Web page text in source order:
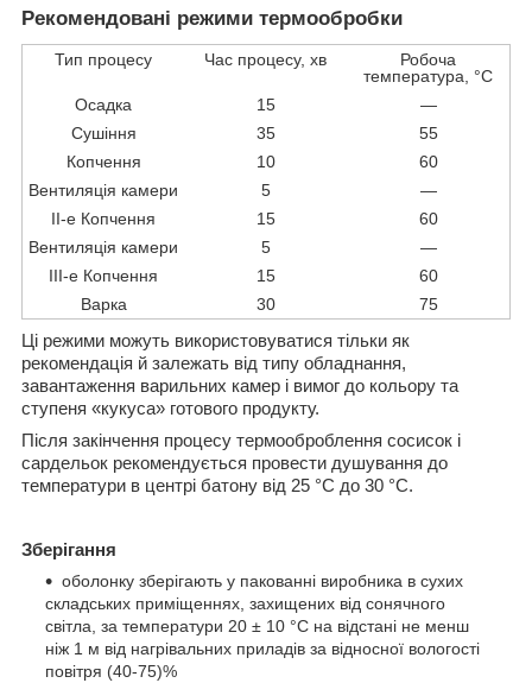
Рекомендовані режими термообробки
Тип процесу Час процесу, хв
Робоча
температура, °С
Осадка
15
—
Сушіння
35
55
Копчення
10
60
Вентиляція камери
5
—
ІІ-е Копчення
15
60
Вентиляція камери
5
—
ІІІ-е Копчення
15
60
Варка
30 75
Ці режими можуть використовуватися тільки як
рекомендація й залежать від типу обладнання,
завантаження варильних камер і вимог до кольору та
ступеня «кукуса» готового продукту.
Після закінчення процесу термооброблення сосисок і
сардельок рекомендується провести душування до
температури в центрі батону від 25 °C до 30 °C.
Зберігання
оболонку зберігають у пакованні виробника в сухих
складських приміщеннях, захищених від сонячного
світла, за температури 20 ± 10 °C на відстані не менш
ніж 1 м від нагрівальних приладів за відносної вологості
повітря (40-75)%